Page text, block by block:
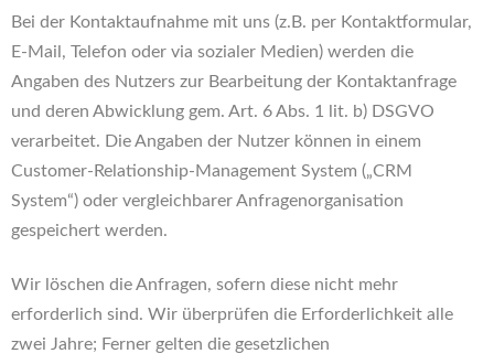
Bei der Kontaktaufnahme mit uns (z.B. per Kontaktformular,
E-Mail, Telefon oder via sozialer Medien) werden die
Angaben des Nutzers zur Bearbeitung der Kontaktanfrage
und deren Abwicklung gem. Art. 6 Abs. 1 lit. b) DSGVO
verarbeitet. Die Angaben der Nutzer können in einem
Customer-Relationship-Management System („CRM
System“) oder vergleichbarer Anfragenorganisation
gespeichert werden.
Wir löschen die Anfragen, sofern diese nicht mehr
erforderlich sind. Wir überprüfen die Erforderlichkeit alle
zwei Jahre; Ferner gelten die gesetzlichen